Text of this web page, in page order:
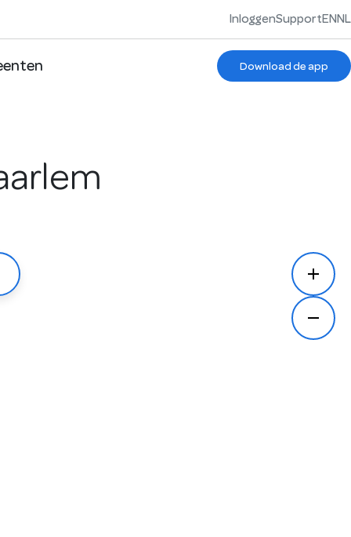
InloggenSupportENNL
Download de app